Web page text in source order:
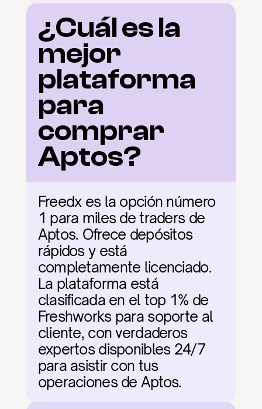
¿Cuál es la
mejor
plataforma
para
comprar
Aptos?
Freedx es la opción número
1 para miles de traders de
Aptos. Ofrece depósitos
rápidos y está
completamente licenciado.
La plataforma está
clasificada en el top 1% de
Freshworks para soporte al
cliente, con verdaderos
expertos disponibles 24/7
para asistir con tus
operaciones de Aptos.